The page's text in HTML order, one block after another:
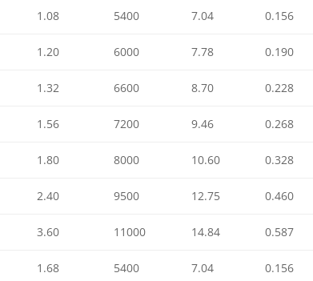
1.08 5400 7.04 0.156
1.20 6000 7.78 0.190
1.32 6600 8.70 0.228
1.56 7200 9.46 0.268
1.80 8000 10.60 0.328
2.40 9500 12.75 0.460
3.60 11000 14.84 0.587
1.68 5400 7.04 0.156